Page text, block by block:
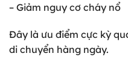
– Giảm nguy cơ cháy nổ
Đây là ưu điểm cực kỳ
di chuyển hàng ngày.